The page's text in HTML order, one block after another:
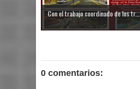
Con el trabajo coordinado de los tr...
0 comentarios: